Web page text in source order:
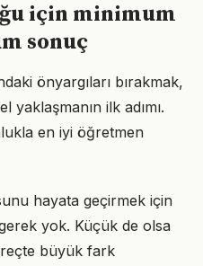
için minimum
sonuç
önyargıları bırakmak,
yaklaşmanın ilk adımı.
en iyi öğretmen
hayata geçirmek için
yok. Küçük de olsa
büyük fark